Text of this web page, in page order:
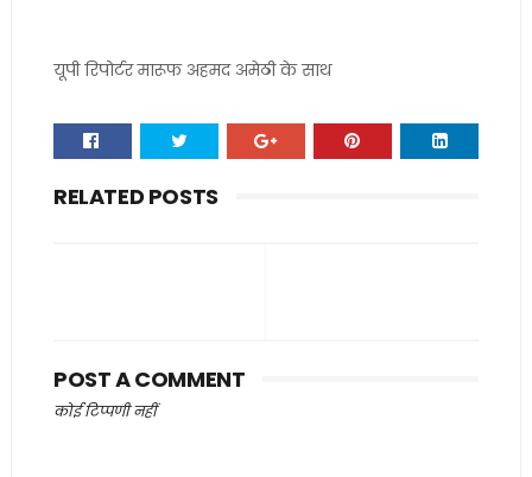
यूपी रिपोर्टर मारूफ अहमद अमेठी के साथ
RELATED POSTS
POST A COMMENT
कोई टिप्पणी नहीं